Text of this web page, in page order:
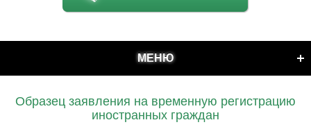
МЕНЮ
Образец заявления на временную регистрацию
иностранных граждан